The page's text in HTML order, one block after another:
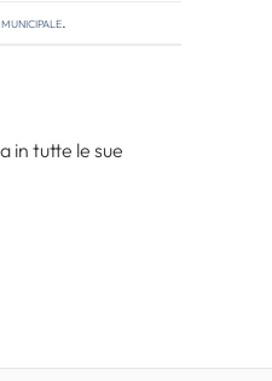
.
in tutte le sue